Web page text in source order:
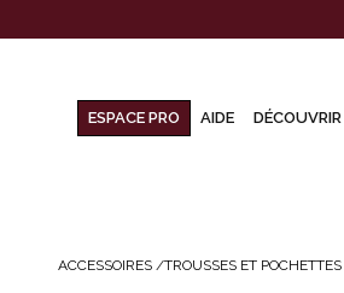
ESPACE PRO AIDE DÉCOUVRIR
ACCESSOIRES /TROUSSES ET POCHETTES